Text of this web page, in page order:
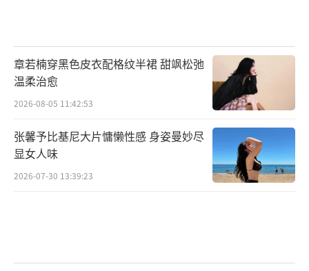
章若楠穿黑色皮衣配格纹半裙 甜飒松弛
温柔治愈
2026-08-05 11:42:53
张馨予比基尼大片慵懒性感 身姿曼妙尽
显女人味
2026-07-30 13:39:23